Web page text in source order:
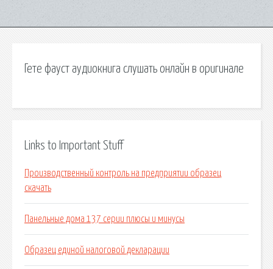
Гете фауст аудиокнига слушать онлайн в оригинале
Links to Important Stuff
Производственный контроль на предприятии образец
скачать
Панельные дома 137 серии плюсы и минусы
Образец единой налоговой декларации